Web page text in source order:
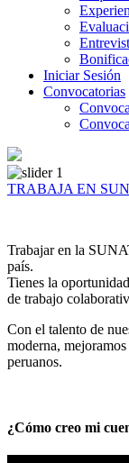
Iniciar Sesión
Convocatorias
TRABAJA EN
Trabajar en la
país.
Tienes la
de trabajo
Con el talento de
moderna,
peruanos.
¿Cómo creo mi